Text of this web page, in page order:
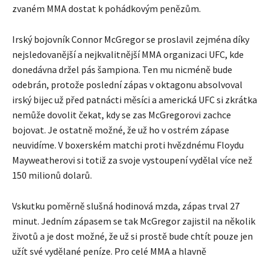
zvaném MMA dostat k pohádkovým penězům.
Irský bojovník Connor McGregor se proslavil zejména díky
nejsledovanější a nejkvalitnější MMA organizaci UFC, kde
donedávna držel pás šampiona. Ten mu nicméně bude
odebrán, protože poslední zápas v oktagonu absolvoval
irský bijec už před patnácti měsíci a americká UFC si zkrátka
nemůže dovolit čekat, kdy se zas McGregorovi zachce
bojovat. Je ostatně možné, že už ho v ostrém zápase
neuvidíme. V boxerském matchi proti hvězdnému Floydu
Mayweatherovi si totiž za svoje vystoupení vydělal více než
150 milionů dolarů.
Vskutku poměrně slušná hodinová mzda, zápas trval 27
minut. Jedním zápasem se tak McGregor zajistil na několik
životů a je dost možné, že už si prostě bude chtít pouze jen
užít své vydělané peníze. Pro celé MMA a hlavně